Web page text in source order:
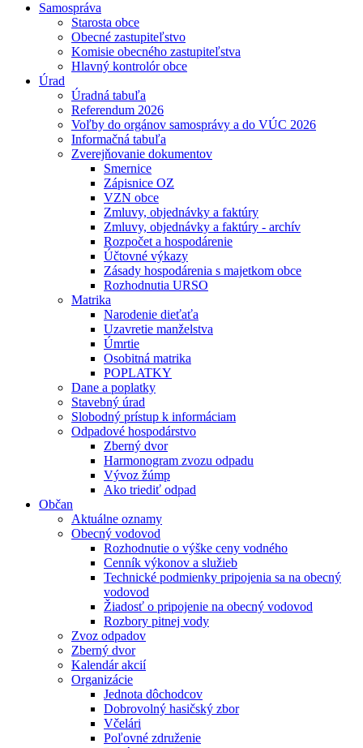
Samospráva
Starosta obce
Obecné zastupiteľstvo
Komisie obecného zastupiteľstva
Hlavný kontrolór obce
Úrad
Úradná tabuľa
Referendum 2026
Voľby do orgánov samosprávy a do VÚC 2026
Informačná tabuľa
Zverejňovanie dokumentov
Smernice
Zápisnice OZ
VZN obce
Zmluvy, objednávky a faktúry
Zmluvy, objednávky a faktúry - archív
Rozpočet a hospodárenie
Účtovné výkazy
Zásady hospodárenia s majetkom obce
Rozhodnutia URSO
Matrika
Narodenie dieťaťa
Uzavretie manželstva
Úmrtie
Osobitná matrika
POPLATKY
Dane a poplatky
Stavebný úrad
Slobodný prístup k informáciam
Odpadové hospodárstvo
Zberný dvor
Harmonogram zvozu odpadu
Vývoz žúmp
Ako triediť odpad
Občan
Aktuálne oznamy
Obecný vodovod
Rozhodnutie o výške ceny vodného
Cenník výkonov a služieb
Technické podmienky pripojenia sa na obecný
vodovod
Žiadosť o pripojenie na obecný vodovod
Rozbory pitnej vody
Zvoz odpadov
Zberný dvor
Kalendár akcií
Organizácie
Jednota dôchodcov
Dobrovolný hasičský zbor
Včelári
Poľovné združenie